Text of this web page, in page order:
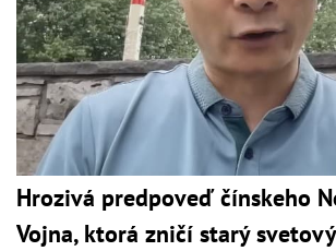
Hrozivá predpoveď čínskeho
Vojna, ktorá zničí starý